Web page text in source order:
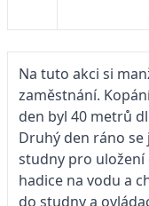
Na tuto akci si
zaměstnání.
den byl 40 metrů
Druhý den ráno se
studny pro uložení
hadice na vodu a
do studny a